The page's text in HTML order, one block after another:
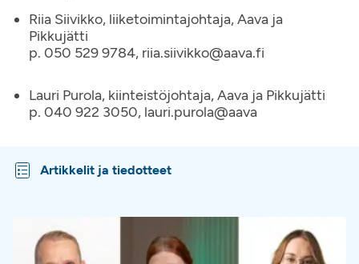
Riia Siivikko, liiketoimintajohtaja, Aava ja
Pikkujätti
p. 050 529 9784, riia.siivikko@aava.fi
Lauri Purola, kiinteistöjohtaja, Aava ja Pikkujätti
p. 040 922 3050, lauri.purola@aava
Artikkelit ja tiedotteet